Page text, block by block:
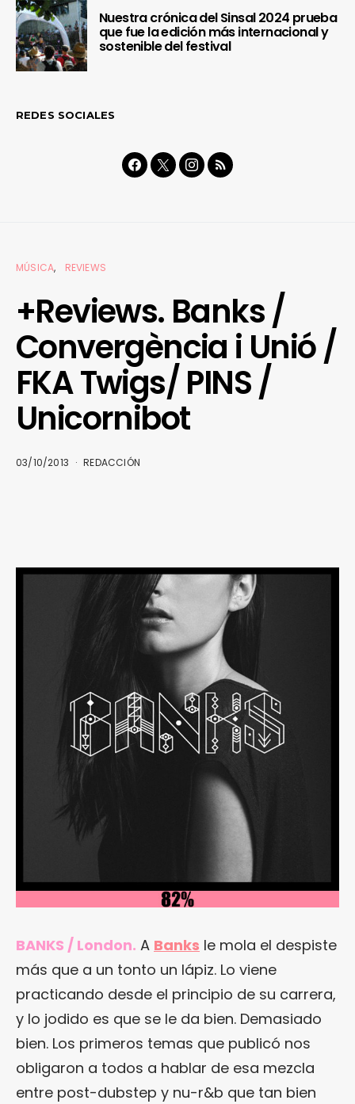
Nuestra crónica del Sinsal 2024 prueba
que fue la edición más internacional y
sostenible del festival
REDES SOCIALES
MÚSICA REVIEWS
+Reviews. Banks /
Convergència i Unió /
FKA Twigs/ PINS /
Unicornibot
03/10/2013 REDACCIÓN
BANKS / London. A Banks le mola el despiste
más que a un tonto un lápiz. Lo viene
practicando desde el principio de su carrera,
y lo jodido es que se le da bien. Demasiado
bien. Los primeros temas que publicó nos
obligaron a todos a hablar de esa mezcla
entre post-dubstep y nu-r&b que tan bien